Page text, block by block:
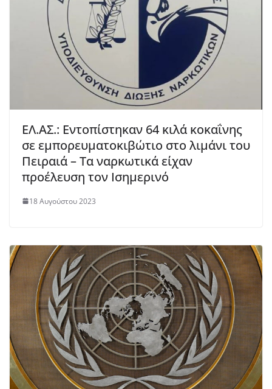
EΛ.ΑΣ.: Εντοπίστηκαν 64 κιλά κοκαΐνης
σε εμπορευματοκιβώτιο στο λιμάνι του
Πειραιά – Τα ναρκωτικά είχαν
προέλευση τον Ισημερινό
18 Αυγούστου 2023